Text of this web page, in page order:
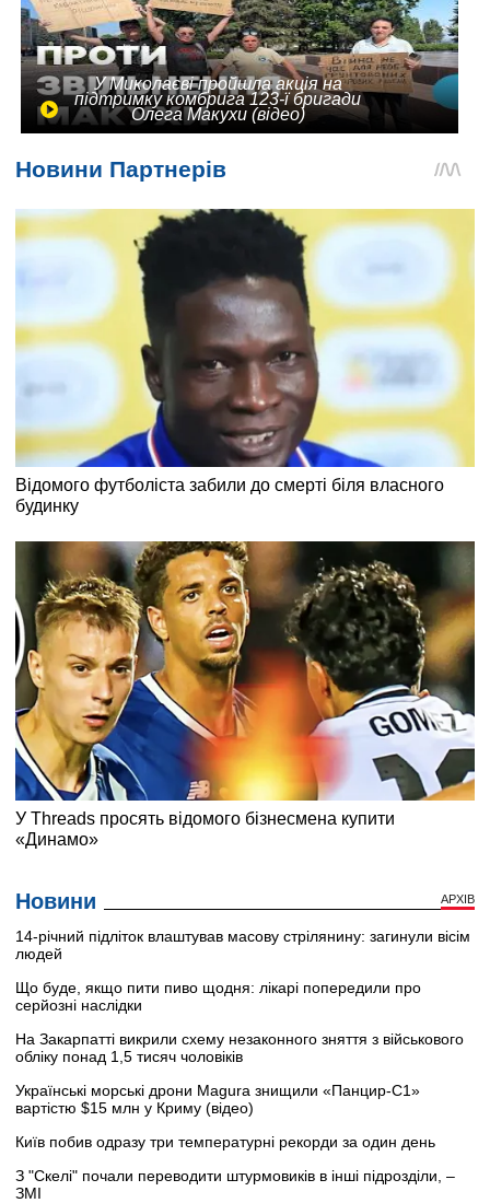
У Миколаєві пройшла акція на
підтримку комбрига 123-ї бригади
Олега Макухи (відео)
Новини АРХІВ
14-річний підліток влаштував масову стрілянину: загинули вісім
людей
Що буде, якщо пити пиво щодня: лікарі попередили про
серйозні наслідки
На Закарпатті викрили схему незаконного зняття з військового
обліку понад 1,5 тисяч чоловіків
Українські морські дрони Magura знищили «Панцир-С1»
вартістю $15 млн у Криму (відео)
Київ побив одразу три температурні рекорди за один день
З "Скелі" почали переводити штурмовиків в інші підрозділи, –
ЗМІ